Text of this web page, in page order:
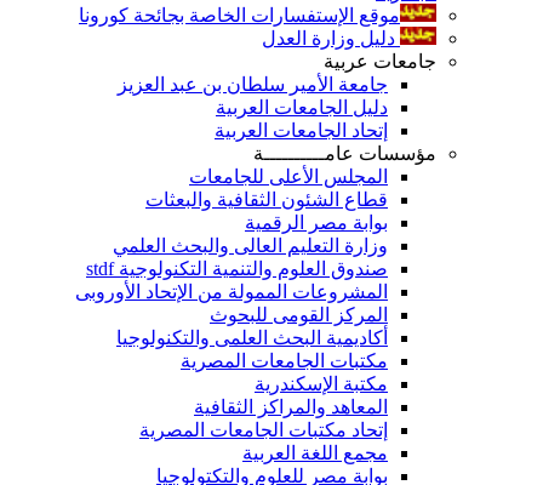
موقع الإستفسارات الخاصة بجائحة كورونا
دليل وزارة العدل
جامعات عربية
جامعة الأمير سلطان بن عبد العزيز
دليل الجامعات العربية
إتحاد الجامعات العربية
مؤسسات عامــــــــــة
المجلس الأعلى للجامعات
قطاع الشئون الثقافية والبعثات
بوابة مصر الرقمية
وزارة التعليم العالى والبحث العلمي
صندوق العلوم والتنمية التكنولوجية stdf
المشروعات الممولة من الإتحاد الأوروبى
المركز القومى للبحوث
أكاديمية البحث العلمى والتكنولوجيا
مكتبات الجامعات المصرية
مكتبة الإسكندرية
المعاهد والمراكز الثقافية
إتحاد مكتبات الجامعات المصرية
مجمع اللغة العربية
بوابة مصر للعلوم والتكتولوجيا